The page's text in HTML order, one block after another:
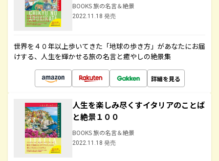
BOOKS 旅の名言＆絶景
2022.11.18 発売
世界を４０年以上歩いてきた「地球の歩き方」があなたにお届
けする、人生を輝かせる旅の名言と癒やしの絶景集
詳細を見る
人生を楽しみ尽くすイタリアのことば
と絶景１００
BOOKS 旅の名言＆絶景
2022.11.18 発売